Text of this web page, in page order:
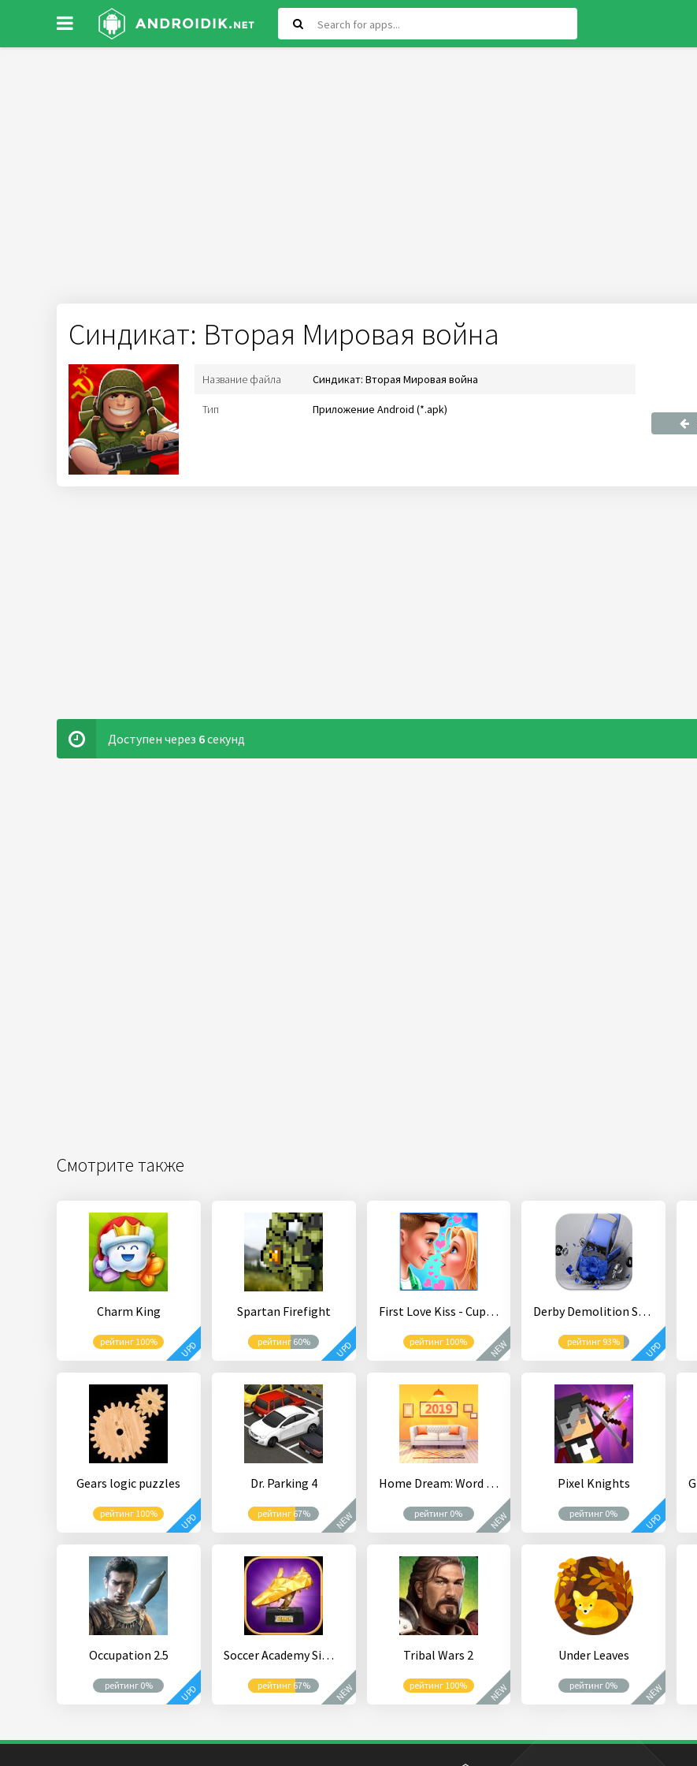
Синдикат: Вторая Мировая война
Название файла Синдикат: Вторая Мировая война
Тип
Приложение Android (*.apk)
Доступен через 6секунд
Смотрите также
Charm King
рейтинг 100% UPD
Spartan Firefight
рейтинг 60% UPD
First Love Kiss - Cupid’s Romance Mission
рейтинг 100% NEW
Derby Demolition Simulator
рейтинг 93% UPD
Gears logic puzzles
рейтинг 100% UPD
Dr. Parking 4
рейтинг 67% NEW
Home Dream: Word Scape & Dream Home Design Games
рейтинг 0% NEW
Pixel Knights
рейтинг 0% UPD
Occupation 2.5
рейтинг 0% UPD
Soccer Academy Simulator
рейтинг 67% NEW
Tribal Wars 2
рейтинг 100% NEW
Under Leaves
рейтинг 0% NEW